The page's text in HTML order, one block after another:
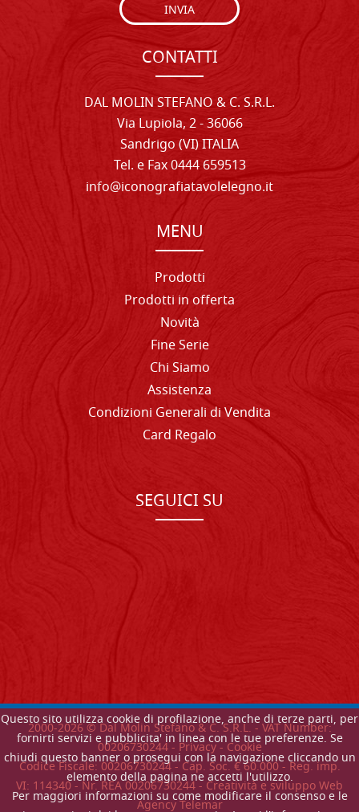
Questo sito utilizza cookie di profilazione, anche di terze parti, per
fornirti servizi e pubblicita' in linea con le tue preferenze. Se
chiudi questo banner o prosegui con la navigazione cliccando un
elemento della pagina ne accetti l'utilizzo.
Per maggiori informazioni su come modificare il consenso e le
INVIA
CONTATTI
DAL MOLIN STEFANO & C. S.R.L.
Via Lupiola, 2 - 36066
Sandrigo (VI) ITALIA
Tel. e Fax 0444 659513
info@iconografiatavolelegno.it
MENU
Prodotti
Prodotti in offerta
Novità
Fine Serie
Chi Siamo
Assistenza
Condizioni Generali di Vendita
Card Regalo
SEGUICI SU
2000-2026© Dal Molin Stefano & C. S.R.L. - VAT Number:
00206730244 - Privacy-Cookie
Codice Fiscale: 00206730244 - Cap. Soc. € 60.000 - Reg. imp.
VI: 114340 - Nr. REA 00206730244 - Creatività e sviluppo Web
Agency Telemar